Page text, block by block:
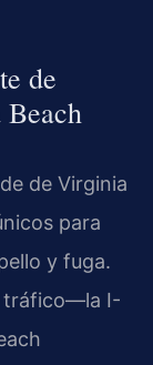
de
de Virginia
para
y fuga.
tráfico—la I-